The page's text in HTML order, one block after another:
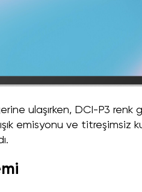
ulaşırken, DCI-P3 renk
ışık emisyonu ve titreşimsiz